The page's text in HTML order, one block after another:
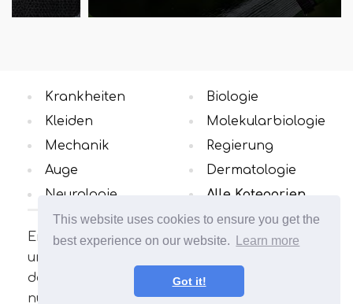
This website uses cookies to ensure you get the
best experience on our website.
Learn more
Got it!
Erfahren Sie mehr über die
unterschiedlichen Konzepte in dem Bereich,
der Sie interessiert. Viele interessante und
nützliche Artikel. Erweitern Sie Ihren Horizont
Krankheiten
Kleiden
Mechanik
Auge
Neurologie
Biologie
Molekularbiologie
Regierung
Dermatologie
Alle Kategorien